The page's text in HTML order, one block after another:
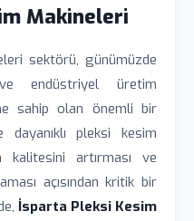
Makineleri
sektörü, günümüzde
ve endüstriyel üretim
sahip olan önemli bir
pleksi kesim
kalitesini artırması ve
açısından kritik bir
İsparta Pleksi Kesim